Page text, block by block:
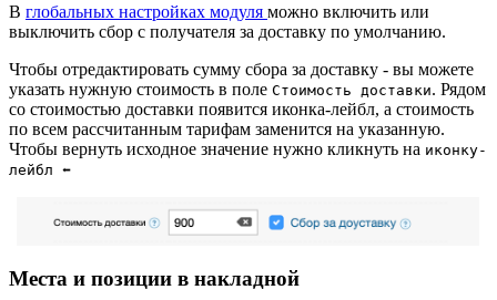
В глобальных настройках модуля можно включить или
выключить сбор с получателя за доставку по умолчанию.
Чтобы отредактировать сумму сбора за доставку - вы можете
указать нужную стоимость в поле Стоимость доставки. Рядом
со стоимостью доставки появится иконка-лейбл, а стоимость
по всем рассчитанным тарифам заменится на указанную.
Чтобы вернуть исходное значение нужно кликнуть на иконку-
лейбл ⬅️
Места и позиции в накладной